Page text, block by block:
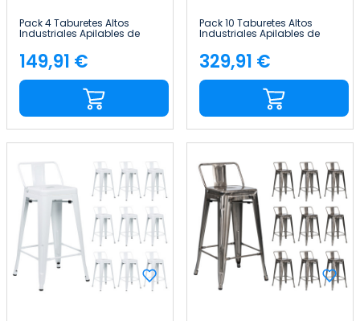
Pack 4 Taburetes Altos
Industriales Apilables de
Acero 41x41x85cm Thinia
Home
Precio
149,91 €
Pack 10 Taburetes Altos
Industriales Apilables de
Acero 41x41x85cm Thinia
Home
Precio
329,91 €